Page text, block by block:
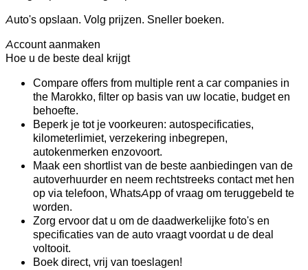
Auto's opslaan. Volg prijzen. Sneller boeken.
Account aanmaken
Hoe u de beste deal krijgt
Compare offers from multiple rent a car companies in
the Marokko, filter op basis van uw locatie, budget en
behoefte.
Beperk je tot je voorkeuren: autospecificaties,
kilometerlimiet, verzekering inbegrepen,
autokenmerken enzovoort.
Maak een shortlist van de beste aanbiedingen van de
autoverhuurder en neem rechtstreeks contact met hen
op via telefoon, WhatsApp of vraag om teruggebeld te
worden.
Zorg ervoor dat u om de daadwerkelijke foto's en
specificaties van de auto vraagt voordat u de deal
voltooit.
Boek direct, vrij van toeslagen!